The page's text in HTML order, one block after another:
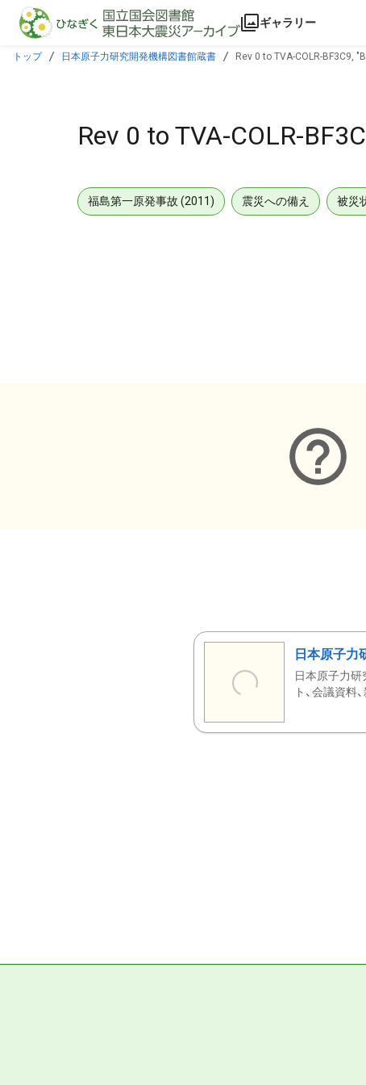
本文に飛ぶ
ギャラリー
トップ 日本原子力研究開発機構図書館蔵書 Rev 0 to TVA-COLR-BF3C9,
Rev 0 to TVA-COLR-
福島第一原発事故 (2011) 震災への備え 被災
日本原子力
日本原子力研
ト、会議資料